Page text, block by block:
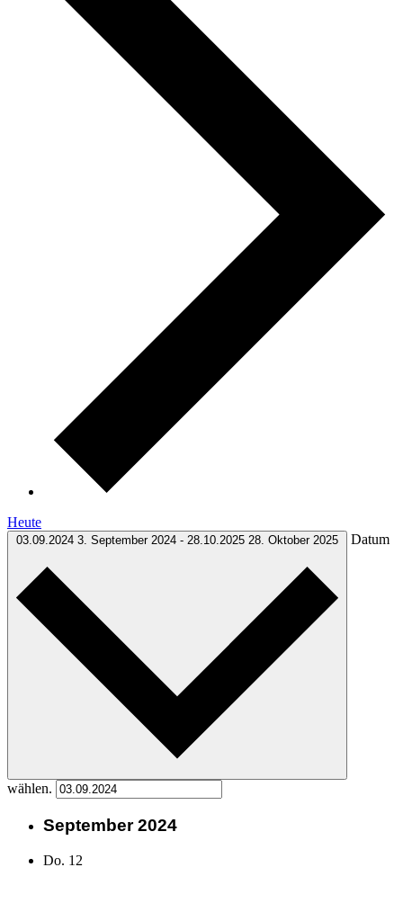
Heute
03.09.2024 3. September 2024 - 28.10.2025 28. Oktober 2025 Datum
wählen.
September 2024
Do. 12